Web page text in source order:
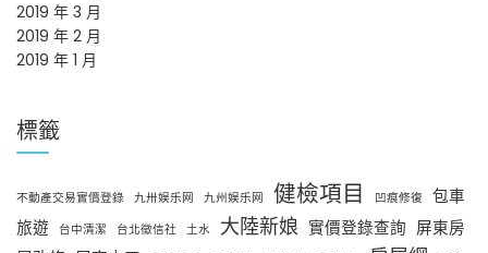
2019 年 3 月
2019 年 2 月
2019 年 1 月
標籤
不動產交易實價登錄 九卅娱乐网 九州娱乐网 健檢項目 凹痕修復
包車
旅遊
台中清潔 台北徵信社 土水 大陸新娘 實價登錄查詢 屏東房